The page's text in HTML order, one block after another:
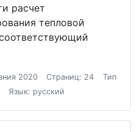
расчет
тепловой
2020 Страниц: 24
Тип
Язык: русский